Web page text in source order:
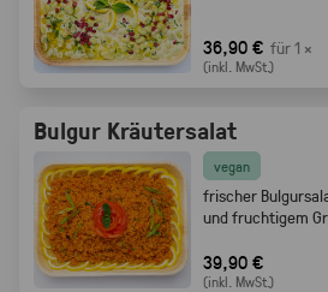
36,90 € für 1 ×
(inkl. MwSt.)
Bulgur Kräutersalat
vegan
frischer
und fruchtigem
39,90 €
(inkl. MwSt.)